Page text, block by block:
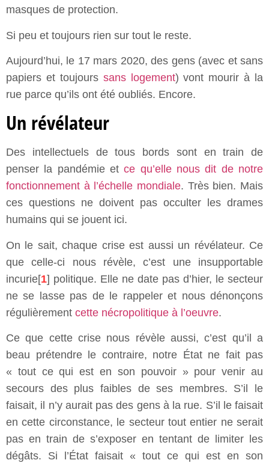
masques de protection.
Si peu et toujours rien sur tout le reste.
Aujourd’hui, le 17 mars 2020, des gens (avec et sans
papiers et toujours sans logement) vont mourir à la
rue parce qu’ils ont été oubliés. Encore.
Un révélateur
Des intellectuels de tous bords sont en train de
penser la pandémie etce qu’elle nous dit de notre
fonctionnement à l’échelle mondiale. Très bien. Mais
ces questions ne doivent pas occulter les drames
humains qui se jouent ici.
On le sait, chaque crise est aussi un révélateur. Ce
que celle-ci nous révèle, c’est une insupportable
incurie[1] politique. Elle ne date pas d’hier, le secteur
ne se lasse pas de le rappeler et nous dénonçons
régulièrement cette nécropolitique à l’oeuvre.
Ce que cette crise nous révèle aussi, c’est qu’il a
beau prétendre le contraire, notre État ne fait pas
« tout ce qui est en son pouvoir » pour venir au
secours des plus faibles de ses membres. S’il le
faisait, il n’y aurait pas des gens à la rue. S’il le faisait
en cette circonstance, le secteur tout entier ne serait
pas en train de s’exposer en tentant de limiter les
dégâts. Si l’État faisait « tout ce qui est en son